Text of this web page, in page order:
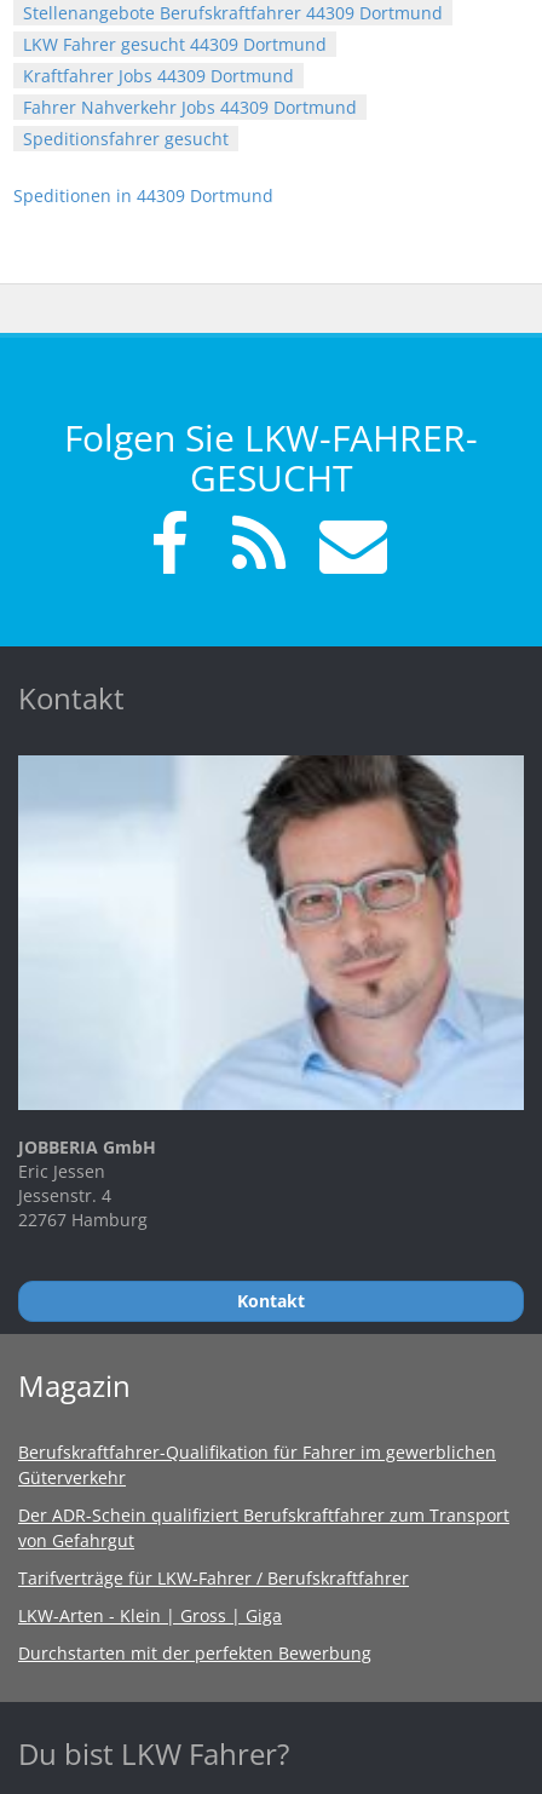
Stellenangebote Berufskraftfahrer 44309 Dortmund
LKW Fahrer gesucht 44309 Dortmund
Kraftfahrer Jobs 44309 Dortmund
Fahrer Nahverkehr Jobs 44309 Dortmund
Speditionsfahrer gesucht
Speditionen in 44309 Dortmund
Folgen Sie LKW-FAHRER-
GESUCHT
Kontakt
JOBBERIA GmbH
Eric Jessen
Jessenstr. 4
22767 Hamburg
Kontakt
Magazin
Berufskraftfahrer-Qualifikation für Fahrer im gewerblichen
Güterverkehr
Der ADR-Schein qualifiziert Berufskraftfahrer zum Transport
von Gefahrgut
Tarifverträge für LKW-Fahrer / Berufskraftfahrer
LKW-Arten - Klein | Gross | Giga
Durchstarten mit der perfekten Bewerbung
Du bist LKW Fahrer?